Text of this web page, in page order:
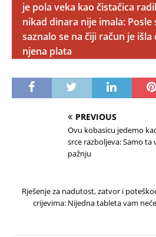
je pola veka kao čistačica
nikad dinara nije imala: Posle
saznalo se na čiji račun je išla
njena plata
PREVIOUS
Ovu kobasicu jedemo
srce razboljeva: Samo
pažnju
Rješenje za nadutost, zatvor i
crijevima: Nijedna tableta vam